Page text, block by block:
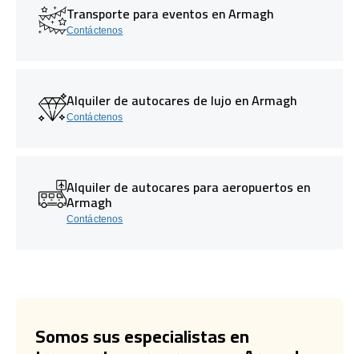
Transporte para eventos en Armagh
Contáctenos
Alquiler de autocares de lujo en Armagh
Contáctenos
Alquiler de autocares para aeropuertos en
Armagh
Contáctenos
Somos sus especialistas en